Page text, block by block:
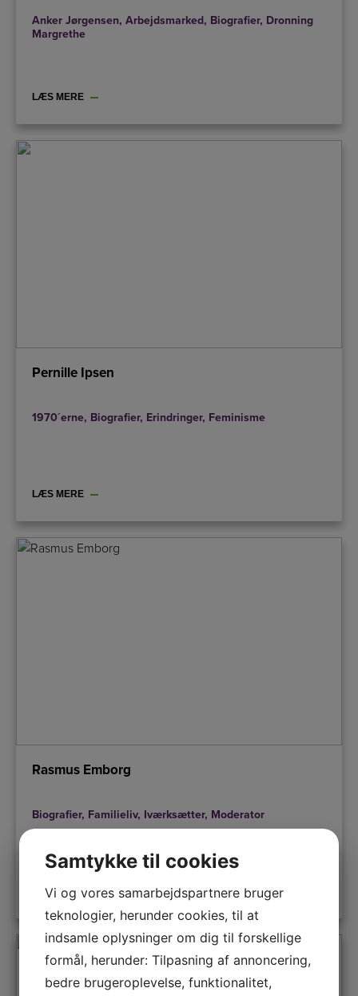
Anker Jørgensen, Arbejdsmarked, Biografier, Dronning
Margrethe
LÆS MERE
Pernille Ipsen
1970´erne, Biografier, Erindringer, Feminisme
LÆS MERE
Rasmus Emborg
Biografier, Familieliv, Iværksætter, Moderator
LÆS MERE
Samtykke til cookies
Vi og vores samarbejdspartnere bruger
teknologier, herunder cookies, til at
indsamle oplysninger om dig til forskellige
formål, herunder: Tilpasning af annoncering,
bedre brugeroplevelse, funktionalitet,